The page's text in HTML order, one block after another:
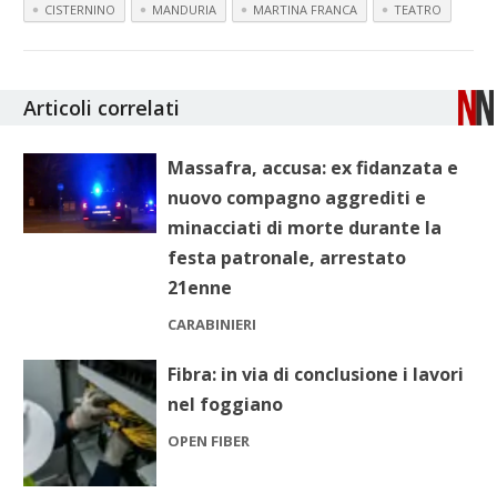
CISTERNINO MANDURIA MARTINA FRANCA TEATRO
Articoli correlati
Massafra, accusa: ex fidanzata e
nuovo compagno aggrediti e
minacciati di morte durante la
festa patronale, arrestato
21enne
CARABINIERI
Fibra: in via di conclusione i lavori
nel foggiano
OPEN FIBER